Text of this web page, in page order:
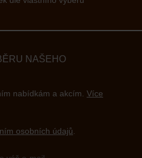
NAŠEHO
nabídkám a akcím. Více
osobních údajů